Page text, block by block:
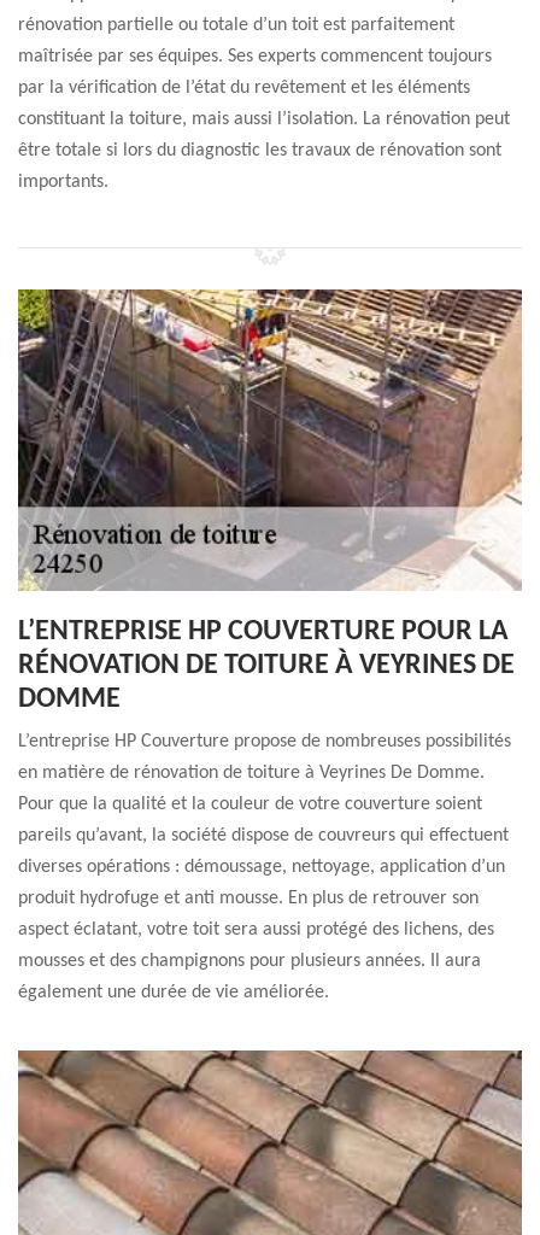
rénovation partielle ou totale d’un toit est parfaitement
maîtrisée par ses équipes. Ses experts commencent toujours
par la vérification de l’état du revêtement et les éléments
constituant la toiture, mais aussi l’isolation. La rénovation peut
être totale si lors du diagnostic les travaux de rénovation sont
importants.
L’ENTREPRISE HP COUVERTURE POUR LA
RÉNOVATION DE TOITURE À VEYRINES DE
DOMME
L’entreprise HP Couverture propose de nombreuses possibilités
en matière de rénovation de toiture à Veyrines De Domme.
Pour que la qualité et la couleur de votre couverture soient
pareils qu’avant, la société dispose de couvreurs qui effectuent
diverses opérations : démoussage, nettoyage, application d’un
produit hydrofuge et anti mousse. En plus de retrouver son
aspect éclatant, votre toit sera aussi protégé des lichens, des
mousses et des champignons pour plusieurs années. Il aura
également une durée de vie améliorée.